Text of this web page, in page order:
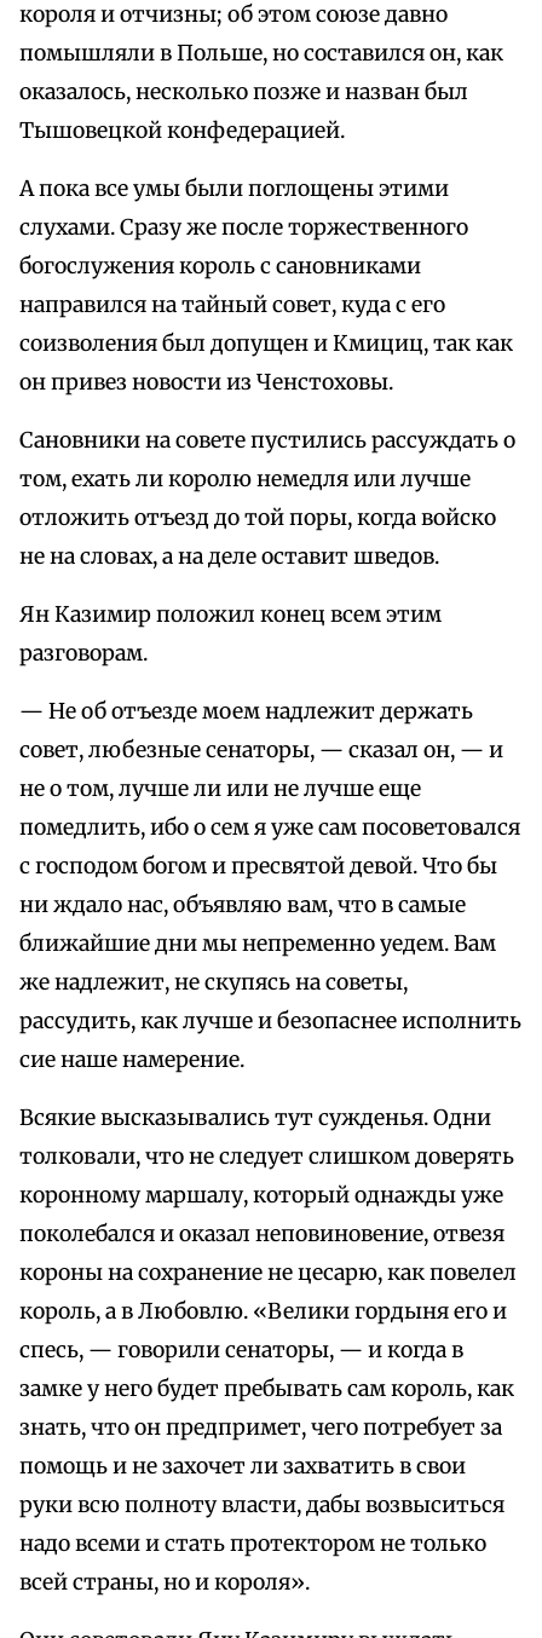
короля и отчизны; об этом союзе давно
помышляли в Польше, но составился он, как
оказалось, несколько позже и назван был
Тышовецкой конфедерацией.
А пока все умы были поглощены этими
слухами. Сразу же после торжественного
богослужения король с сановниками
направился на тайный совет, куда с его
соизволения был допущен и Кмициц, так как
он привез новости из Ченстоховы.
Сановники на совете пустились рассуждать о
том, ехать ли королю немедля или лучше
отложить отъезд до той поры, когда войско
не на словах, а на деле оставит шведов.
Ян Казимир положил конец всем этим
разговорам.
— Не об отъезде моем надлежит держать
совет, любезные сенаторы, — сказал он, — и
не о том, лучше ли или не лучше еще
помедлить, ибо о сем я уже сам посоветовался
с господом богом и пресвятой девой. Что бы
ни ждало нас, объявляю вам, что в самые
ближайшие дни мы непременно уедем. Вам
же надлежит, не скупясь на советы,
рассудить, как лучше и безопаснее исполнить
сие наше намерение.
Всякие высказывались тут сужденья. Одни
толковали, что не следует слишком доверять
коронному маршалу, который однажды уже
поколебался и оказал неповиновение, отвезя
короны на сохранение не цесарю, как повелел
король, а в Любовлю. «Велики гордыня его и
спесь, — говорили сенаторы, — и когда в
замке у него будет пребывать сам король, как
знать, что он предпримет, чего потребует за
помощь и не захочет ли захватить в свои
руки всю полноту власти, дабы возвыситься
надо всеми и стать протектором не только
всей страны, но и короля».